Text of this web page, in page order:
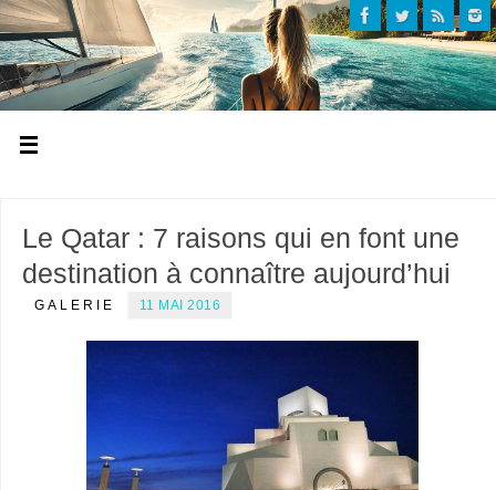
Le Qatar : 7 raisons qui en font une
destination à connaître aujourd’hui
GALERIE 11 MAI 2016